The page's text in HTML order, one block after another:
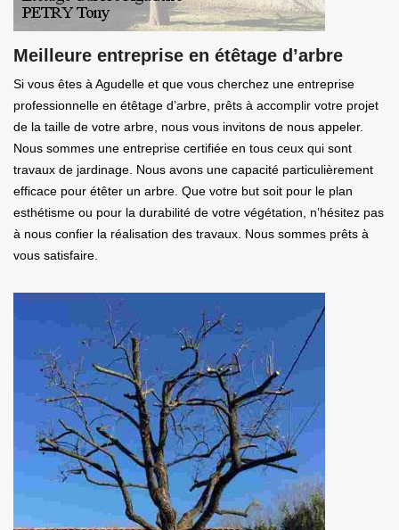
Meilleure entreprise en étêtage d’arbre
Si vous êtes à Agudelle et que vous cherchez une entreprise
professionnelle en étêtage d’arbre, prêts à accomplir votre projet
de la taille de votre arbre, nous vous invitons de nous appeler.
Nous sommes une entreprise certifiée en tous ceux qui sont
travaux de jardinage. Nous avons une capacité particulièrement
efficace pour étêter un arbre. Que votre but soit pour le plan
esthétisme ou pour la durabilité de votre végétation, n’hésitez pas
à nous confier la réalisation des travaux. Nous sommes prêts à
vous satisfaire.